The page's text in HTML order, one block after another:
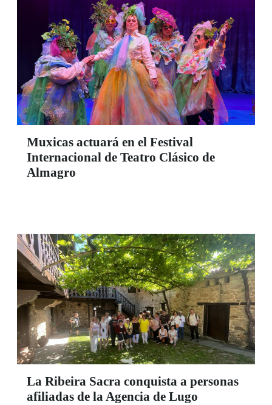
Muxicas actuará en el Festival
Internacional de Teatro Clásico de
Almagro
La Ribeira Sacra conquista a personas
afiliadas de la Agencia de Lugo